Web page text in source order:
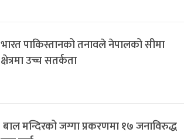
भारत पाकिस्तानको तनावले नेपालको सीमा
क्षेत्रमा उच्च सतर्कता
बाल मन्दिरको जग्गा प्रकरणमा १७ जनाविरुद्ध